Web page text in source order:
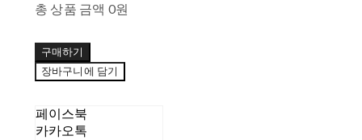
총 상품 금액 0원
구매하기
장바구니에 담기
페이스북
카카오톡